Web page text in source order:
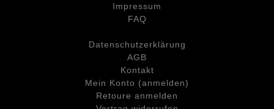
Impressum
FAQ
Daten­schutz­erklärung
AGB
Kontakt
Mein Konto (anmelden)
Retoure anmelden